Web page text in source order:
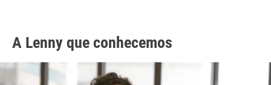
A Lenny que conhecemos